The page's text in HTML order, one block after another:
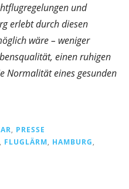
und
erlebt durch diesen
wäre – weniger
einen ruhigen
Normalität eines gesunden
PRESSE
FLUGLÄRM HAMBURG